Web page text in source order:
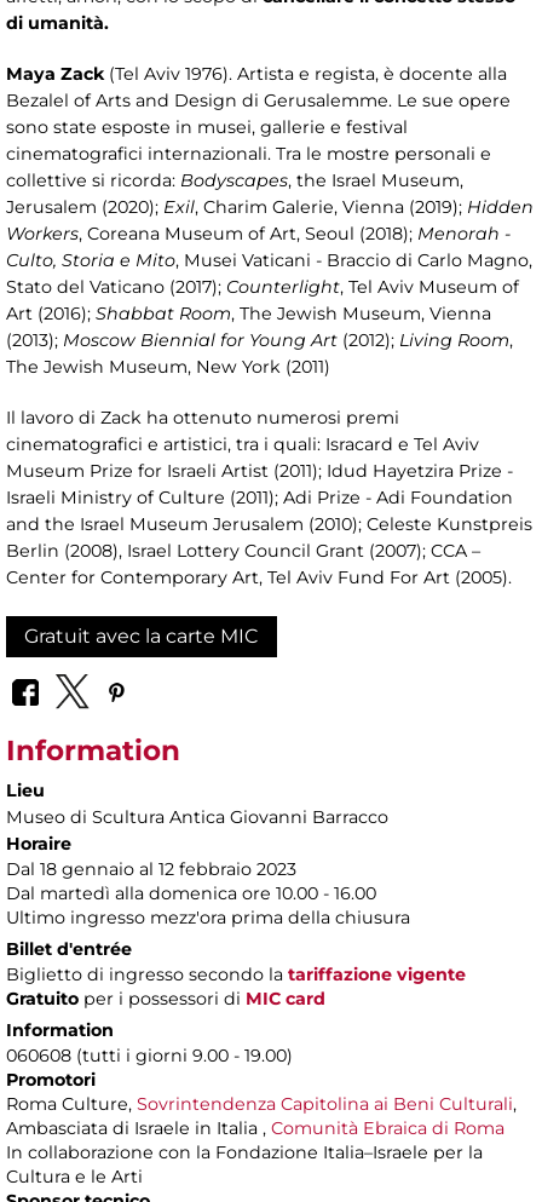
di umanità.
Maya Zack (Tel Aviv 1976). Artista e regista, è docente alla
Bezalel of Arts and Design di Gerusalemme. Le sue opere
sono state esposte in musei, gallerie e festival
cinematografici internazionali. Tra le mostre personali e
collettive si ricorda: Bodyscapes, the Israel Museum,
Jerusalem (2020); Exil, Charim Galerie, Vienna (2019); Hidden
Workers, Coreana Museum of Art, Seoul (2018); Menorah -
Culto, Storia e Mito, Musei Vaticani - Braccio di Carlo Magno,
Stato del Vaticano (2017); Counterlight, Tel Aviv Museum of
Art (2016); Shabbat Room, The Jewish Museum, Vienna
(2013); Moscow Biennial for Young Art (2012); Living Room,
The Jewish Museum, New York (2011)
Il lavoro di Zack ha ottenuto numerosi premi
cinematografici e artistici, tra i quali: Isracard e Tel Aviv
Museum Prize for Israeli Artist (2011); Idud Hayetzira Prize -
Israeli Ministry of Culture (2011); Adi Prize - Adi Foundation
and the Israel Museum Jerusalem (2010); Celeste Kunstpreis
Berlin (2008), Israel Lottery Council Grant (2007); CCA –
Center for Contemporary Art, Tel Aviv Fund For Art (2005).
Gratuit avec la carte MIC
Information
Lieu
Museo di Scultura Antica Giovanni Barracco
Horaire
Dal 18 gennaio al 12 febbraio 2023
Dal martedì alla domenica ore 10.00 - 16.00
Ultimo ingresso mezz'ora prima della chiusura
Billet d'entrée
Biglietto di ingresso secondo la tariffazione vigente
Gratuito per i possessori di MIC card
Information
060608 (tutti i giorni 9.00 - 19.00)
Promotori
Roma Culture, Sovrintendenza Capitolina ai Beni Culturali,
Ambasciata di Israele in Italia , Comunità Ebraica di Roma
In collaborazione con la Fondazione Italia–Israele per la
Cultura e le Arti